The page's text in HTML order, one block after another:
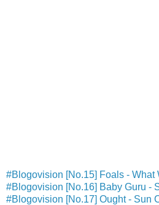
#Blogovision [No.15] Foals - What
#Blogovision [No.16] Baby Guru -
#Blogovision [No.17] Ought - Sun